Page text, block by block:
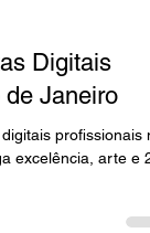
Digitais